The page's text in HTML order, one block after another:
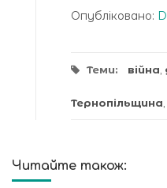
Опубліковано:
Теми: війна
Тернопільщина
Читайте також: